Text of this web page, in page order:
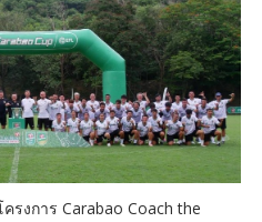
รงการ Carabao Coach the